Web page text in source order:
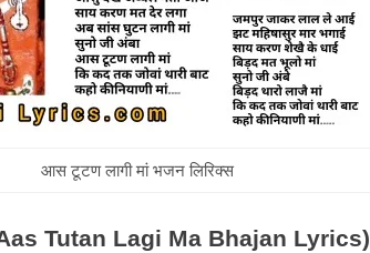
आस टूटण लागी मां भजन लिरिक्स
Tutan Lagi Ma Bhajan Lyrics)